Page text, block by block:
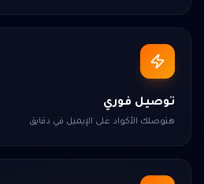
توصيل فوري
هتوصلك الأكواد على الإيميل في دقايق